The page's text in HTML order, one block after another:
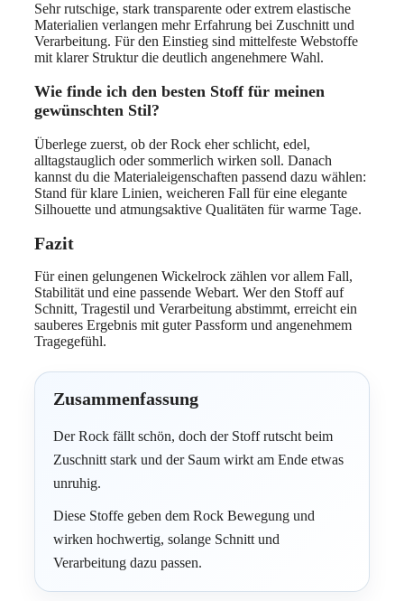
Sehr rutschige, stark transparente oder extrem elastische
Materialien verlangen mehr Erfahrung bei Zuschnitt und
Verarbeitung. Für den Einstieg sind mittelfeste Webstoffe
mit klarer Struktur die deutlich angenehmere Wahl.
Wie finde ich den besten Stoff für meinen
gewünschten Stil?
Überlege zuerst, ob der Rock eher schlicht, edel,
alltagstauglich oder sommerlich wirken soll. Danach
kannst du die Materialeigenschaften passend dazu wählen:
Stand für klare Linien, weicheren Fall für eine elegante
Silhouette und atmungsaktive Qualitäten für warme Tage.
Fazit
Für einen gelungenen Wickelrock zählen vor allem Fall,
Stabilität und eine passende Webart. Wer den Stoff auf
Schnitt, Tragestil und Verarbeitung abstimmt, erreicht ein
sauberes Ergebnis mit guter Passform und angenehmem
Tragegefühl.
Zusammenfassung
Der Rock fällt schön, doch der Stoff rutscht beim
Zuschnitt stark und der Saum wirkt am Ende etwas
unruhig.
Diese Stoffe geben dem Rock Bewegung und
wirken hochwertig, solange Schnitt und
Verarbeitung dazu passen.